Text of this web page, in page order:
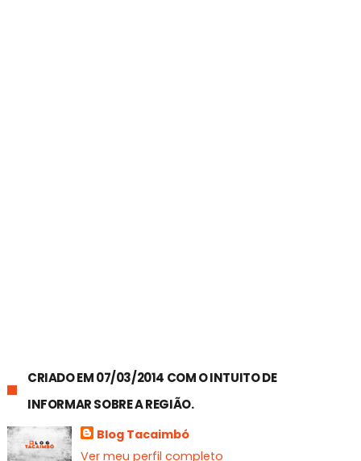
CRIADO EM 07/03/2014 COM O INTUITO DE
INFORMAR SOBRE A REGIÃO.
Blog Tacaimbó
Ver meu perfil completo